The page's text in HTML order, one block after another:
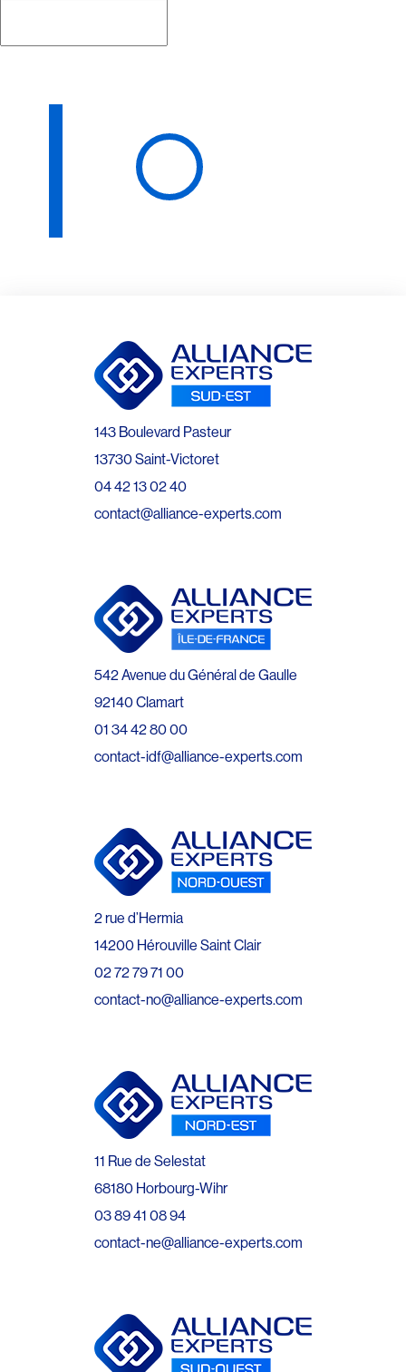
143 Boulevard Pasteur
13730 Saint-Victoret
04 42 13 02 40
contact@alliance-experts.com
542 Avenue du Général de Gaulle
92140 Clamart
01 34 42 80 00
contact-idf@alliance-experts.com
2 rue d’Hermia
14200 Hérouville Saint Clair
02 72 79 71 00
contact-no@alliance-experts.com
11 Rue de Selestat
68180 Horbourg-Wihr
03 89 41 08 94
contact-ne@alliance-experts.com